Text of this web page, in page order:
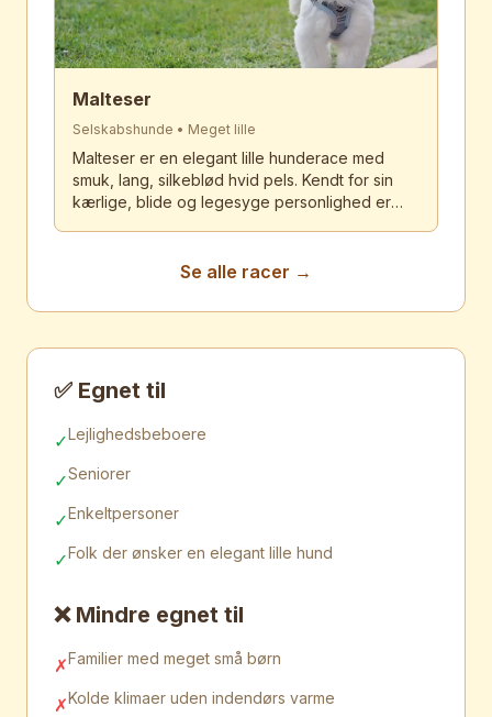
charmerende.
Malteser
Selskabshunde • Meget lille
Malteser er en elegant lille hunderace med
smuk, lang, silkeblød hvid pels. Kendt for sin
kærlige, blide og legesyge personlighed er
modig, livlig og fuld af personlighed. Med sine
uimodståelig charmerende.
Se alle racer →
✅ Egnet til
✓Lejlighedsbeboere
✓Seniorer
✓Enkeltpersoner
✓Folk der ønsker en elegant lille hund
❌ Mindre egnet til
✗Familier med meget små børn
✗Kolde klimaer uden indendørs varme